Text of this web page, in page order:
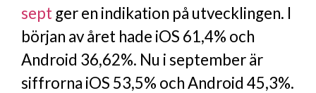
sept ger en indikation på utvecklingen. I
början av året hade iOS 61,4% och
Android 36,62%. Nu i september är
siffrorna iOS 53,5% och Android 45,3%.